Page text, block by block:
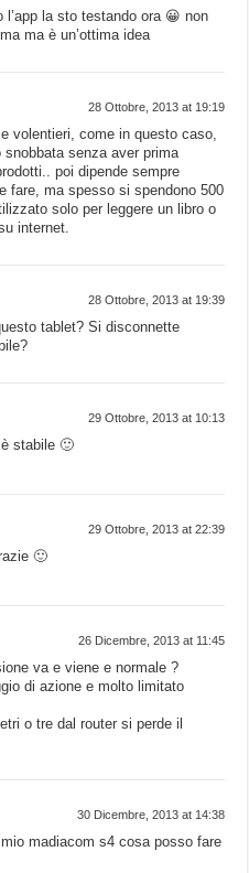
l’app la sto testando ora 😀 non
ma è un’ottima idea
28 Ottobre, 2013 at 19:19
volentieri, come in questo caso,
snobbata senza aver prima
poi dipende sempre
fare, ma spesso si spendono 500
solo per leggere un libro o
internet.
28 Ottobre, 2013 at 19:39
tablet? Si disconnette
29 Ottobre, 2013 at 10:13
stabile 🙂
29 Ottobre, 2013 at 22:39
🙂
26 Dicembre, 2013 at 11:45
va e viene e normale ?
di azione e molto limitato
o tre dal router si perde il
30 Dicembre, 2013 at 14:38
madiacom s4 cosa posso fare